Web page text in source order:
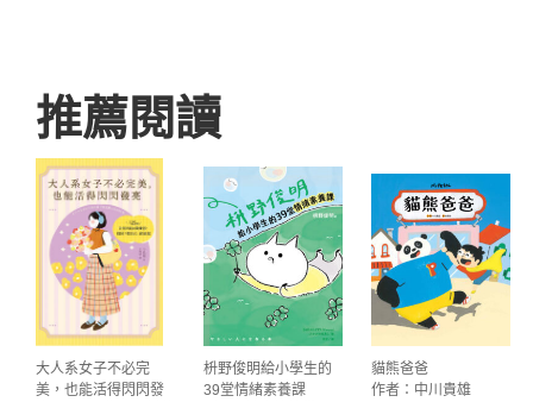
推薦閱讀
大人系女子不必完
美，也能活得閃閃發
枡野俊明給小學生的
39堂情緒素養課
貓熊爸爸
作者：中川貴雄